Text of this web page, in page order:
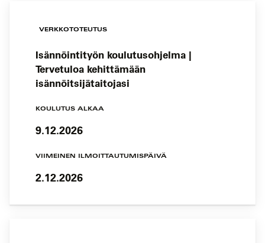
VERKKOTOTEUTUS
Isännöintityön koulutusohjelma |
Tervetuloa kehittämään
isännöitsijätaitojasi
KOULUTUS ALKAA
9.12.2026
VIIMEINEN ILMOITTAUTUMISPÄIVÄ
2.12.2026